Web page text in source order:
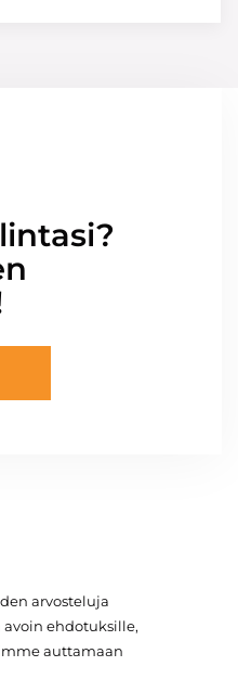
arvosteluja
ehdotuksille,
auttamaan